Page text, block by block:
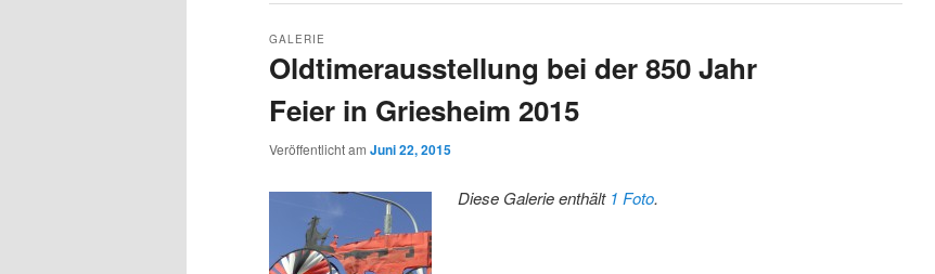
Oldtimerausstellung bei der 850 Jahr
Feier in Griesheim 2015
GALERIE
Veröffentlicht am Juni 22, 2015
Diese Galerie enthält 1 Foto.